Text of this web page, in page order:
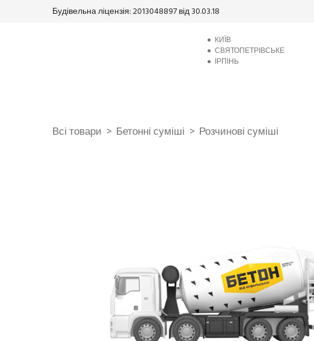
Будівельна ліцензія: 2013048897 від 30.03.18
● КИЇВ
●СВЯТОПЕТРІВСЬКЕ
● ІРПІНЬ
Всі товари Бетонні суміші Розчинові суміші